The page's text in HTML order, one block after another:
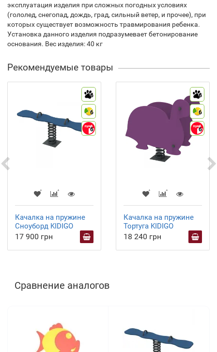
эксплуатация изделия при сложных погодных условиях
(гололед, снегопад, дождь, град, сильный ветер, и прочее), при
которых существует возможность травмирования ребенка.
Установка данного изделия подразумевает бетонирование
основания. Вес изделия: 40 кг
Рекомендуемые товары
6
6
6
Качалка на пружине
Сноуборд KIDIGO
17 900 грн
6
6
6
Качалка на пружине
Тортуга KIDIGO
18 240 грн
Сравнение аналогов